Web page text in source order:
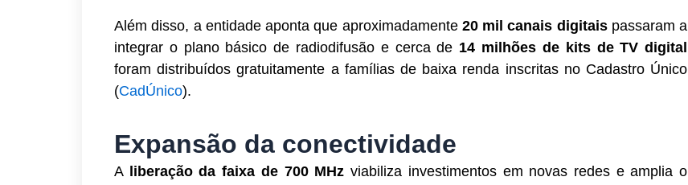
Além disso, a entidade aponta que aproximadamente20 mil canais digitais passaram a
integrar o plano básico de radiodifusão e cerca de 14 milhões de kits de TV digital
foram distribuídos gratuitamente a famílias de baixa renda inscritas no Cadastro Único
(CadÚnico).
Expansão da conectividade
A liberação da faixa de 700 MHzviabiliza investimentos em novas redes e amplia o